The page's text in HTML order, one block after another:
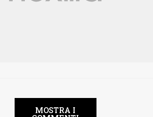
MOSTRA I